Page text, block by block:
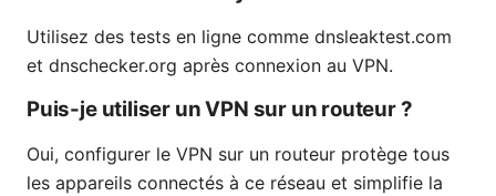
Utilisez des tests en ligne comme dnsleaktest.com
et dnschecker.org après connexion au VPN.
Puis-je utiliser un VPN sur un routeur ?
Oui, configurer le VPN sur un routeur protège tous
les appareils connectés à ce réseau et simplifie la